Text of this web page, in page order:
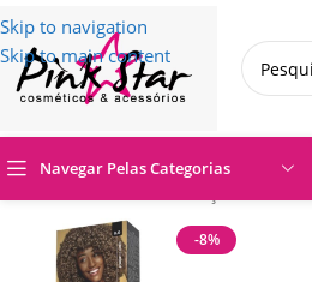
Skip to navigation
Skip to main content
Navegar Pelas Categorias
-8%